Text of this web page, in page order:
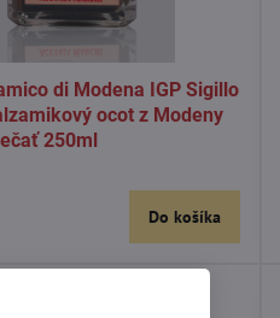
di Modena IGP Sigillo
ocot z Modeny
250ml
Do košíka